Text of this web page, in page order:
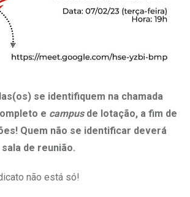
se identifiquem na chamada
e campusde lotação, a fim de
Quem não se identificar deverá
de reunião.
não está só!